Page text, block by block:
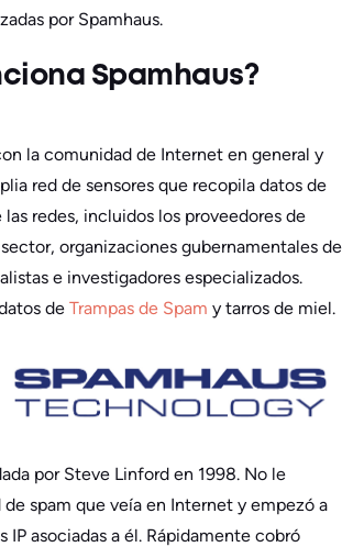
por Spamhaus.
Spamhaus?
la comunidad de Internet en general y
red de sensores que recopila datos de
redes, incluidos los proveedores de
organizaciones gubernamentales de
e investigadores especializados.
de Trampas de Spam y tarros de miel.
por Steve Linford en 1998. No le
spam que veía en Internet y empezó a
IP asociadas a él. Rápidamente cobró